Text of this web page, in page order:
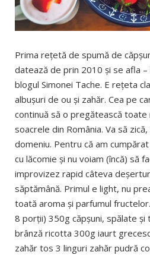
Prima reţetă de spumă de
datează de prin 2010 şi se afla
blogul Simonei Tache. E reţeta
albuşuri de ou şi zahăr. Cea pe
continuă să o pregătească toate
soacrele din România. Va să
domeniu. Pentru că am
cu lăcomie şi nu voiam (încă) să
improvizez rapid câteva
săptămână. Primul e light, nu
toată aroma şi parfumul
8 porţii) 350g căpşuni, spălate
brânză ricotta 300g iaurt
zahăr tos 3 linguri zahăr pudră